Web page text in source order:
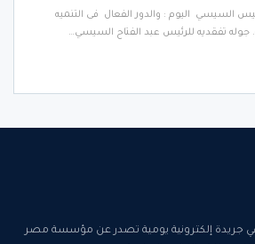
السيسي اليوم : والدور الفعال فى التنميه
جوله تفقديه للرئيس عبد الفتاح السيسي…
فهي جريدة إلكترونية يومية تصدر عن مؤسسة مصر